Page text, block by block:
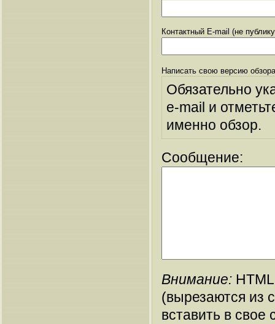
Контактный E-mail (не
Написать свою версию
Обязательно
e-mail и
именно обзор.
Сообщение:
Внимание:
(вырезаются из
вставить в